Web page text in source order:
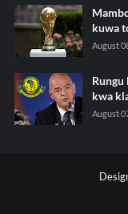
kuwa
August
Rungu
kwa
August